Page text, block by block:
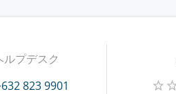
ルプデスク
823 9901